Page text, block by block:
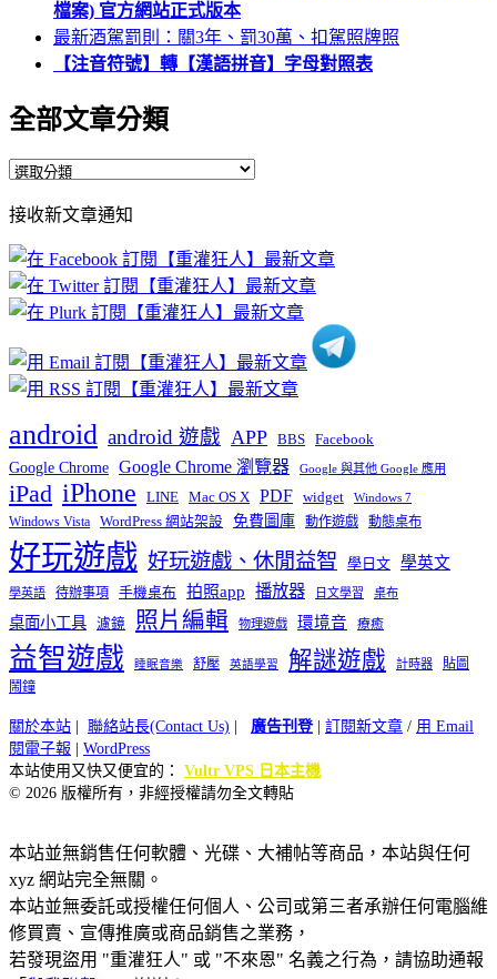
檔案) 官方網站正式版本
最新酒駕罰則：關3年、罰30萬、扣駕照牌照
【注音符號】轉【漢語拼音】字母對照表
全部文章分類
全
文
章
分
類
接收新文章通知
android android 遊戲 APP BBS Facebook
Google Chrome Google Chrome 瀏覽器 Google 與其他 Google 應用
iPad iPhone LINE Mac OS X PDF widget Windows 7
Windows Vista WordPress 網站架設 免費圖庫 動作遊戲 動態桌布
好玩遊戲 好玩遊戲、休閒益智 學日文 學英文
學英語 待辦事項 手機桌布 拍照app 播放器 日文學習 桌布
桌面小工具 濾鏡 照片編輯 物理遊戲 環境音 療癒
益智遊戲 睡眠音樂 舒壓 英語學習 解謎遊戲 計時器
貼圖
鬧鐘
關於本站 聯絡站長(Contact Us) 廣告刊登| 訂閱新文章 / 用 Email
閱電子報
WordPress
本站使用又快又便宜的： Vultr VPS 日本主機
© 2026 版權所有，非經授權請勿全文轉貼
本站並無銷售任何軟體、光碟、大補帖等商品，本站與任何
xyz 網站完全無關。
本站並無委託或授權任何個人、公司或第三者承辦任何電腦維
修買賣、宣傳推廣或商品銷售之業務，
若發現盜用 "重灌狂人" 或 "不來恩" 名義之行為，請協助通報